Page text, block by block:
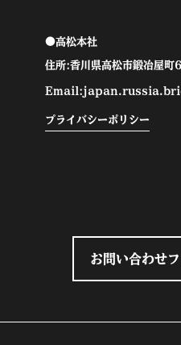
●高松本社
住所:香川県高松市鍛冶屋
プライバシーポリシー
お問い合わせ